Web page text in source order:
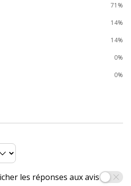
71%
14%
14%
0%
0%
les réponses aux avis